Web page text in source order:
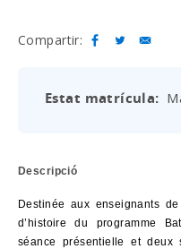
Compartir:
Estat matrícula
Descripció
Destinée aux enseignants
d’histoire du programme
séance présentielle et